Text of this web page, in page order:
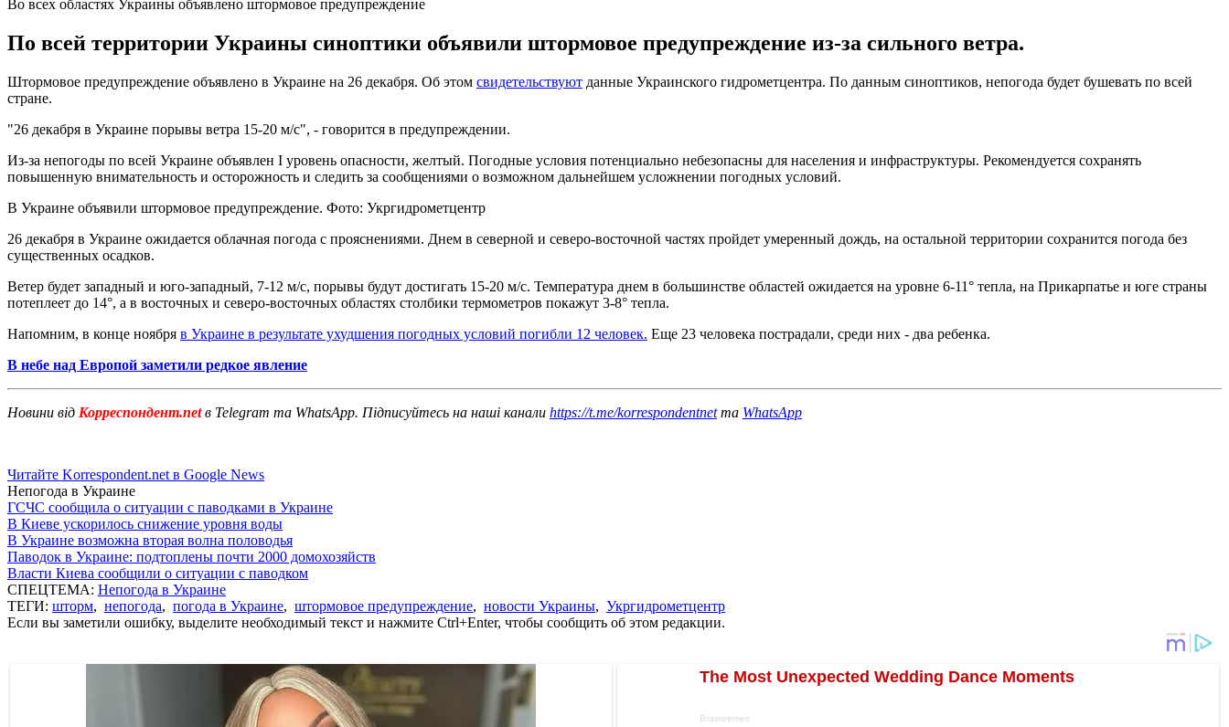
Во всех областях Украины объявлено штормовое предупреждение
По всей территории Украины синоптики объявили штормовое предупреждение из-за сильного ветра.
Штормовое предупреждение объявлено в Украине на 26 декабря. Об этом свидетельствуют данные Украинского гидрометцентра. По данным синоптиков, непогода будет бушевать по всей
стране.
"26 декабря в Украине порывы ветра 15-20 м/с", - говорится в предупреждении.
Из-за непогоды по всей Украине объявлен I уровень опасности, желтый. Погодные условия потенциально небезопасны для населения и инфраструктуры. Рекомендуется сохранять
повышенную внимательность и осторожность и следить за сообщениями о возможном дальнейшем усложнении погодных условий.
В Украине объявили штормовое предупреждение. Фото: Укргидрометцентр
26 декабря в Украине ожидается облачная погода с прояснениями. Днем в северной и северо-восточной частях пройдет умеренный дождь, на остальной территории сохранится погода без
существенных осадков.
Ветер будет западный и юго-западный, 7-12 м/с, порывы будут достигать 15-20 м/с. Температура днем в большинстве областей ожидается на уровне 6-11° тепла, на Прикарпатье и юге страны
потеплеет до 14°, а в восточных и северо-восточных областях столбики термометров покажут 3-8° тепла.
Напомним, в конце ноября в Украине в результате ухудшения погодных условий погибли 12 человек. Еще 23 человека пострадали, среди них - два ребенка.
В небе над Европой заметили редкое явление
Новини від Корреспондент.netв Telegram та WhatsApp. Підписуйтесь на наші канали https://t.me/korrespondentnetта WhatsApp
Читайте Korrespondent.net в Google News
Непогода в Украине
ГСЧС сообщила о ситуации с паводками в Украине
В Киеве ускорилось снижение уровня воды
В Украине возможна вторая волна половодья
Паводок в Украине: подтоплены почти 2000 домохозяйств
Власти Киева сообщили о ситуации с паводком
СПЕЦТЕМА: Непогода в Украине
ТЕГИ: шторм, непогода, погода в Украине, штормовое предупреждение, новости Украины, Укргидрометцентр
Если вы заметили ошибку, выделите необходимый текст и нажмите Ctrl+Enter, чтобы сообщить об этом редакции.